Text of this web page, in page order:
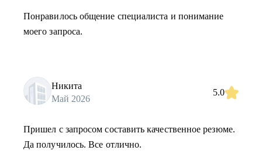
Понравилось общение специалиста и понимание
моего запроса.
Никита
Май 2026
5.0
Пришел с запросом составить качественное резюме.
Да получилось. Все отлично.